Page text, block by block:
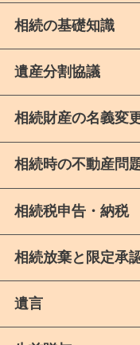
相続の基礎知識
遺産分割協議
相続財産の名義変
相続時の不動産問
相続税申告・納税
相続放棄と限定承
遺言